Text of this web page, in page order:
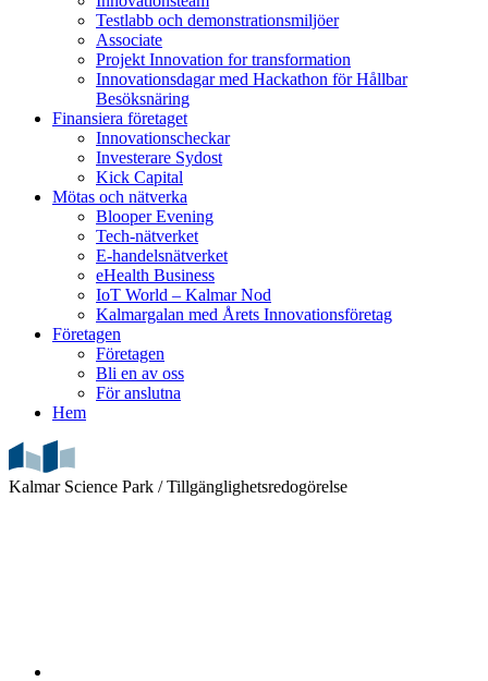
Testlabb och demonstrationsmiljöer
Associate
Projekt Innovation for transformation
Innovationsdagar med Hackathon för Hållbar
Besöksnäring
Finansiera företaget
Innovationscheckar
Investerare Sydost
Kick Capital
Mötas och nätverka
Blooper Evening
Tech-nätverket
E-handelsnätverket
eHealth Business
IoT World – Kalmar Nod
Kalmargalan med Årets Innovationsföretag
Företagen
Företagen
Bli en av oss
För anslutna
Hem
Kalmar Science Park /Tillgänglighetsredogörelse